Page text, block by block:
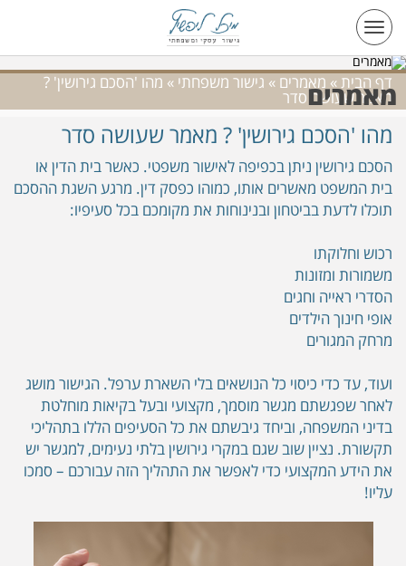
Toggle
navigation
מאמרים
דף הבית» מאמרים » גישור משפחתי » מהו 'הסכם גירושין' ?
מאמר שעושה סדר
מהו 'הסכם גירושין' ? מאמר שעושה סדר
הסכם גירושין ניתן בכפיפה לאישור משפטי. כאשר בית הדין או
בית המשפט מאשרים אותו, כמוהו כפסק דין. מרגע השגת ההסכם
תוכלו לדעת בביטחון ובנינוחות את מקומכם בכל סעיפיו:
רכוש וחלוקתו
משמורות ומזונות
הסדרי ראייה וחגים
אופי חינוך הילדים
מרחק המגורים
ועוד, עד כדי כיסוי כל הנושאים בלי השארת ערפל. הגישור מושג
לאחר שפגשתם מגשר מוסמך, מקצועי ובעל בקיאות מוחלטת
בדיני המשפחה, וביחד גיבשתם את כל הסעיפים הללו בתהליכי
תקשורת. נציין שוב שגם במקרי גירושין בלתי נעימים, למגשר יש
את הידע המקצועי כדי לאפשר את התהליך הזה עבורכם – סמכו
עליו!